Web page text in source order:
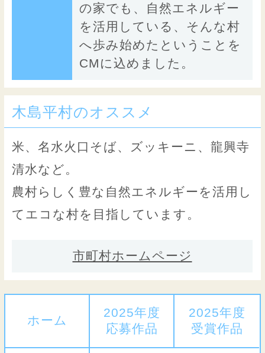
の家でも、自然エネルギー
を活用している、そんな村
へ歩み始めたということを
CMに込めました。
木島平村のオススメ
米、名水火口そば、ズッキーニ、龍興寺
清水など。
農村らしく豊な自然エネルギーを活用し
てエコな村を目指しています。
市町村ホームページ
ホーム
2025年度
応募作品
2025年度
受賞作品